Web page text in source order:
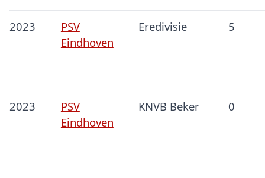
2023
PSV
Eindhoven
Eredivisie 5
2023
PSV
Eindhoven
KNVB Beker 0